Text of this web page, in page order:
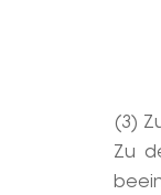
(3)
Zu